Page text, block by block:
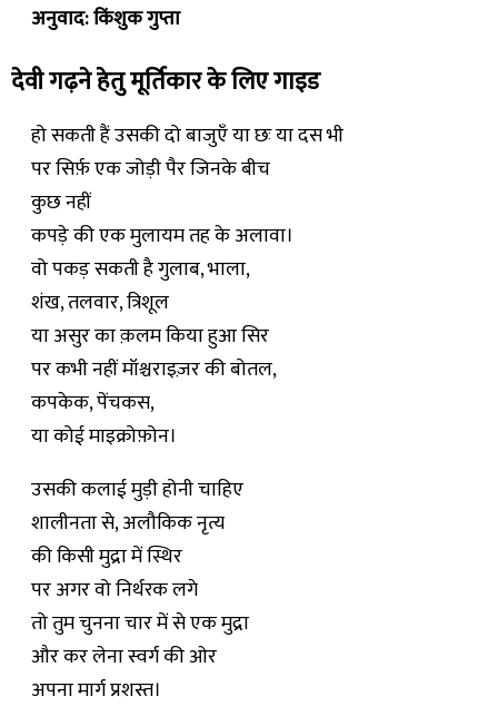
अनुवाद: किंशुक गुप्ता
देवी गढ़ने हेतु मूर्तिकार के लिए गाइड
हो सकती हैं उसकी दो बाजुएँ या छः या दस भी
पर सिर्फ़ एक जोड़ी पैर जिनके बीच
कुछ नहीं
कपड़े की एक मुलायम तह के अलावा।
वो पकड़ सकती है गुलाब, भाला,
शंख, तलवार, त्रिशूल
या असुर का क़लम किया हुआ सिर
पर कभी नहीं मॉश्चराइज़र की बोतल,
कपकेक, पेंचकस,
या कोई माइक्रोफ़ोन।
उसकी कलाई मुड़ी होनी चाहिए
शालीनता से, अलौकिक नृत्य
की किसी मुद्रा में स्थिर
पर अगर वो निर्थरक लगे
तो तुम चुनना चार में से एक मुद्रा
और कर लेना स्वर्ग की ओर
अपना मार्ग प्रशस्त।